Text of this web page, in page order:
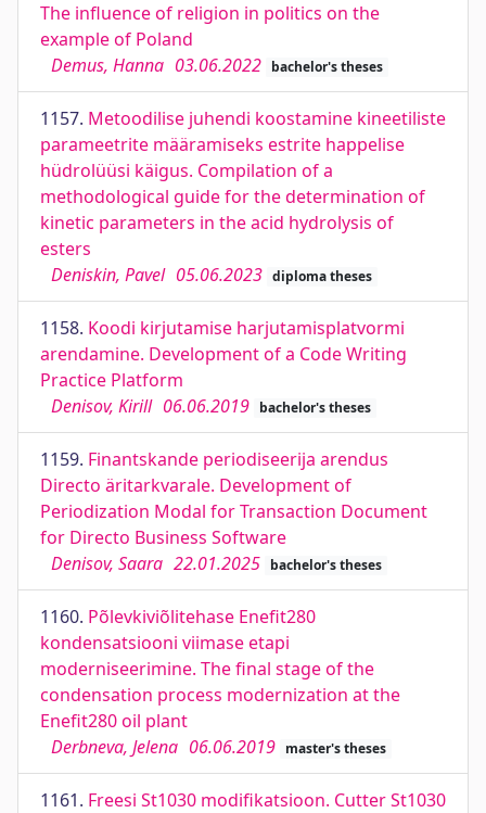
The influence of religion in politics on the
example of Poland
Demus, Hanna 03.06.2022 bachelor's theses
1157. Metoodilise juhendi koostamine kineetiliste
parameetrite määramiseks estrite happelise
hüdrolüüsi käigus. Compilation of a
methodological guide for the determination of
kinetic parameters in the acid hydrolysis of
esters
Deniskin, Pavel 05.06.2023 diploma theses
1158. Koodi kirjutamise harjutamisplatvormi
arendamine. Development of a Code Writing
Practice Platform
Denisov, Kirill 06.06.2019 bachelor's theses
1159. Finantskande periodiseerija arendus
Directo äritarkvarale. Development of
Periodization Modal for Transaction Document
for Directo Business Software
Denisov, Saara 22.01.2025 bachelor's theses
1160. Põlevkiviõlitehase Enefit280
kondensatsiooni viimase etapi
moderniseerimine. The final stage of the
condensation process modernization at the
Enefit280 oil plant
Derbneva, Jelena 06.06.2019 master's theses
1161. Freesi St1030 modifikatsioon. Cutter St1030